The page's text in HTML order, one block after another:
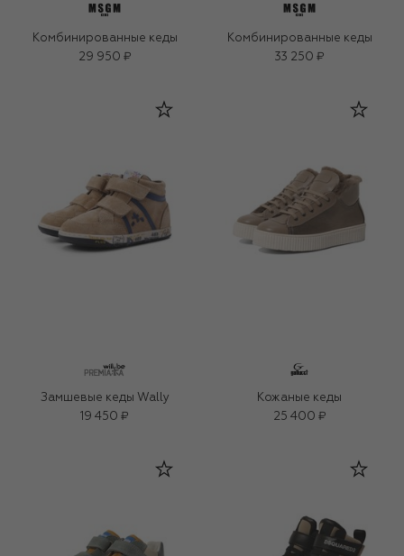
Комбинированные кеды
29 950 ₽
Комбинированные кеды
33 250 ₽
Замшевые кеды Wally
19 450 ₽
Кожаные кеды
25 400 ₽